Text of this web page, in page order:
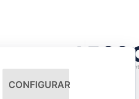
CONFIGURAR